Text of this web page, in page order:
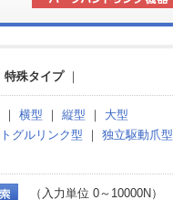
特殊タイプ｜
｜ 横型 ｜ 縦型 ｜ 大型
トグルリンク型 ｜ 独立駆動爪型
（入力単位 0～10000N）